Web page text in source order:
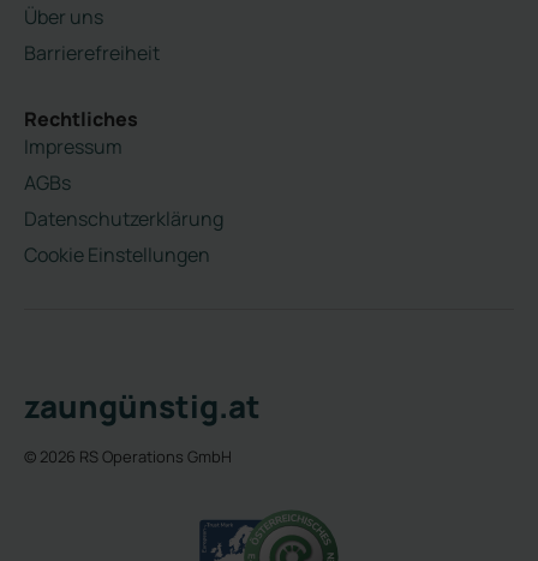
Über uns
Barrierefreiheit
Rechtliches
Impressum
AGBs
Datenschutzerklärung
Cookie Einstellungen
zaungünstig.at
© 2026 RS Operations GmbH